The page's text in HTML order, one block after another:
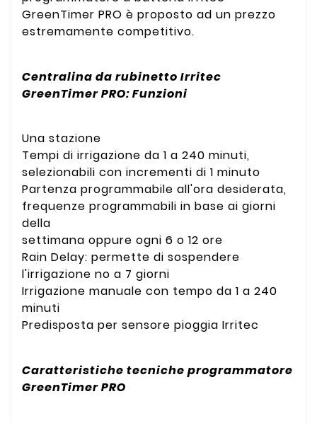
GreenTimer PRO è proposto ad un prezzo
estremamente competitivo.
Centralina da rubinetto Irritec
GreenTimer PRO: Funzioni
Una stazione
Tempi di irrigazione da 1 a 240 minuti,
selezionabili con incrementi di 1 minuto
Partenza programmabile all'ora desiderata,
frequenze programmabili in base ai giorni
della
settimana oppure ogni 6 o 12 ore
Rain Delay: permette di sospendere
l'irrigazione no a 7 giorni
Irrigazione manuale con tempo da 1 a 240
minuti
Predisposta per sensore pioggia Irritec
Caratteristiche tecniche programmatore
GreenTimer PRO